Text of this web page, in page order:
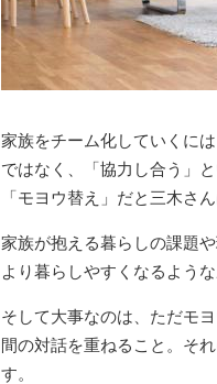
家族をチーム化していくに
ではなく、「協力し合う」
「モヨウ替え」だと三木さ
家族が抱える暮らしの課題
より暮らしやすくなるよう
そして大事なのは、ただモ
間の対話を重ねること。そ
す。